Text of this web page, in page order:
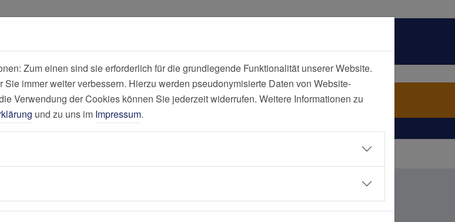
Nachrichten nach Kategorie
Zum einen sind sie erforderlich für die grundlegende Funktionalität unserer Website.
immer weiter verbessern. Hierzu werden pseudonymisierte Daten von Website-
Verwendung der Cookies können Sie jederzeit widerrufen. Weitere Informationen zu
und zu uns im Impressum.